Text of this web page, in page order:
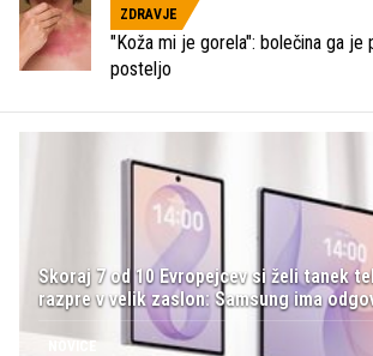
ZDRAVJE
"Koža mi je gorela": bolečina ga je
posteljo
Skoraj 7 od 10 Evropejcev si želi tanek
razpre v velik zaslon: Samsung ima
NOVICE